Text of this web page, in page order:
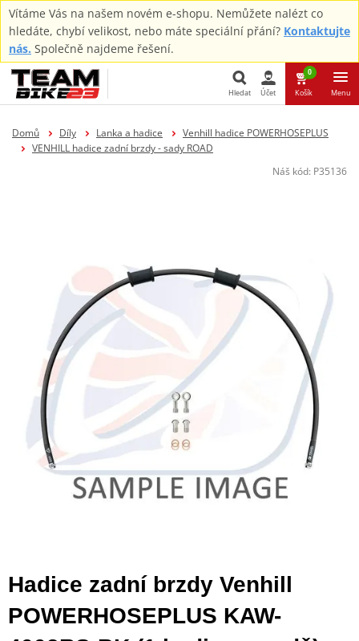
Vítáme Vás na našem novém e-shopu. Nemůžete nalézt co
hledáte, chybí velikost, nebo máte speciální přání? Kontaktujte
nás. Společně najdeme řešení.
Hledat
Hledat Účet
0
Košík Menu
Domů Díly Lanka a hadice
Venhill hadice POWERHOSEPLUS
VENHILL hadice zadní brzdy - sady ROAD
Náš kód: P35136
Hadice zadní brzdy Venhill
POWERHOSEPLUS KAW-